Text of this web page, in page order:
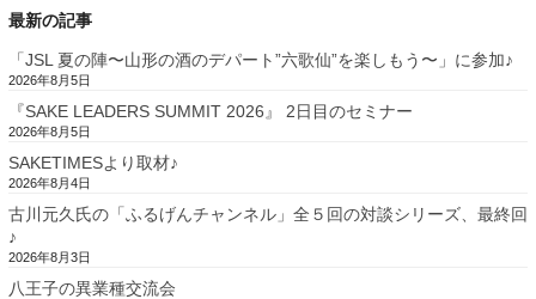
最新の記事
「JSL 夏の陣〜山形の酒のデパート”六歌仙”を楽しもう〜」に参加♪
2026年8月5日
『SAKE LEADERS SUMMIT 2026』 2日目のセミナー
2026年8月5日
SAKETIMESより取材♪
2026年8月4日
古川元久氏の「ふるげんチャンネル」全５回の対談シリーズ、最終回
♪
2026年8月3日
八王子の異業種交流会